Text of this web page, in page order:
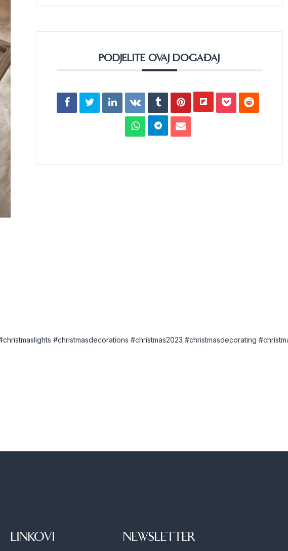
#christmasdecorations #christmas2023 #christmasdecorating
PODJELITE OVAJ DOGAĐAJ
LINKOVI NEWSLETTER